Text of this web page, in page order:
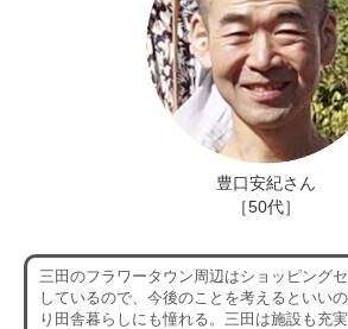
豊口安紀さん
［50代］
三田のフラワータウン周辺はショッピング
しているので、今後のことを考えるといい
り田舎暮らしにも憧れる。三田は施設も充